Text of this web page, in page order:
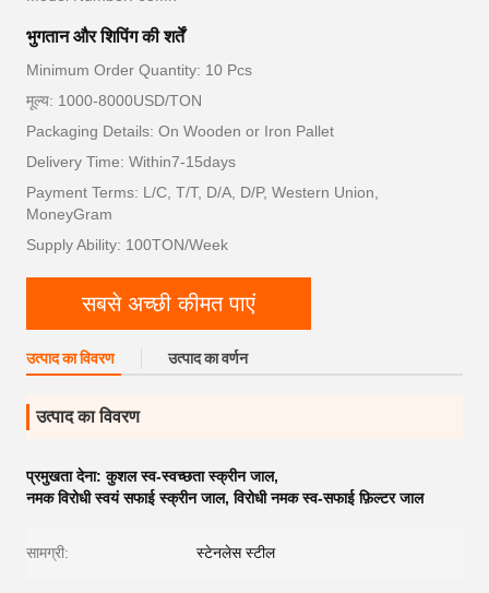
भुगतान और शिपिंग की शर्तें
Minimum Order Quantity: 10 Pcs
मूल्य: 1000-8000USD/TON
Packaging Details: On Wooden or Iron Pallet
Delivery Time: Within7-15days
Payment Terms: L/C, T/T, D/A, D/P, Western Union,
MoneyGram
Supply Ability: 100TON/Week
सबसे अच्छी कीमत पाएं
उत्पाद का विवरण उत्पाद का वर्णन
उत्पाद का विवरण
प्रमुखता देना:कुशल स्व-स्वच्छता स्क्रीन जाल,
नमक विरोधी स्वयं सफाई स्क्रीन जाल,विरोधी नमक स्व-सफाई फ़िल्टर जाल
सामग्री: स्टेनलेस स्टील